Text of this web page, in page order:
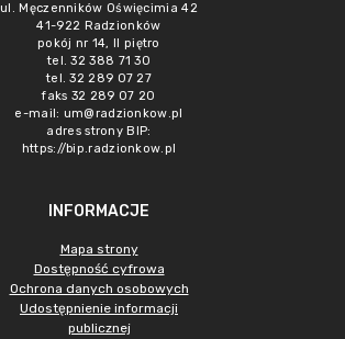
ul. Męczenników Oświęcimia 42
41-922 Radzionków
pokój nr 14, II piętro
tel. 32 388 71 30
tel. 32 289 07 27
faks 32 289 07 20
e-mail: um@radzionkow.pl
adres strony BIP:
https://bip.radzionkow.pl
INFORMACJE
Mapa strony
Dostępność cyfrowa
Ochrona danych osobowych
Udostępnienie informacji
publicznej